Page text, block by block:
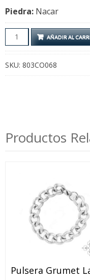
Piedra: Nacar
Colgante
Multicolor
Esmaltado
AÑADIR AL
SKU: 803CO068
Productos